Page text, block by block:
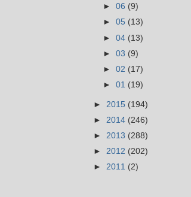
►06 (9)
►05 (13)
►04 (13)
►03 (9)
►02 (17)
►01 (19)
► 2015 (194)
► 2014 (246)
► 2013 (288)
► 2012 (202)
► 2011 (2)